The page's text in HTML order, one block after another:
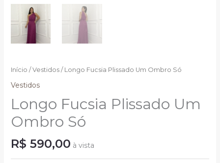
Início / Vestidos/ Longo Fucsia Plissado Um Ombro Só
Vestidos
Longo Fucsia Plissado Um
Ombro Só
R$ 590,00 à vista
Longo